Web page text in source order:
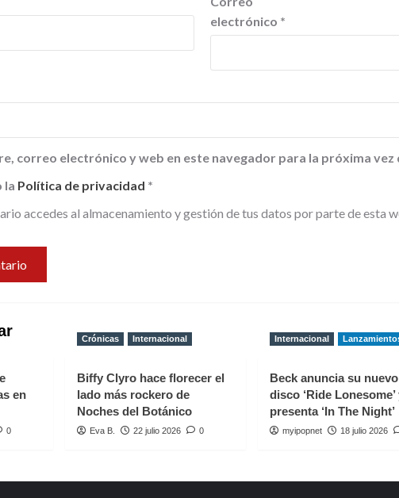
electrónico *
correo electrónico y web en este navegador para la próxima vez
la Política de privacidad *
accedes al almacenamiento y gestión de tus datos por parte de esta
en
0
Crónicas Internacional
Biffy Clyro hace florecer el
lado más rockero de
Noches del Botánico
Eva B. 22 julio 2026 0
Internacional
Beck anuncia su nuevo
disco ‘Ride Lonesome’
presenta ‘In The Night’
myipopnet 18 julio 2026